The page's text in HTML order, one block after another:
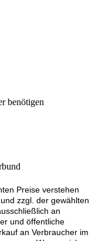
benötigen
Preise verstehen
zzgl. der gewählten
an
und öffentliche
an Verbraucher im